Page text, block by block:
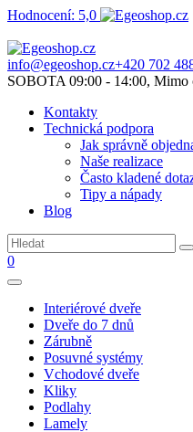
Hodnocení: 5,0
info@egeoshop.cz+420 702
SOBOTA 09:00 - 14:00, Mimo
Kontakty
Technická podpora
Jak správně
Naše realizace
Často kladené
Tipy a nápady
Blog
0
Interiérové dveře
Dveře do 7 dnů
Zárubně
Posuvné systémy
Vchodové dveře
Kliky
Podlahy
Lamely